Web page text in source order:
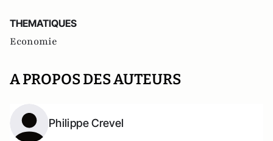
THEMATIQUES
Economie
A PROPOS DES AUTEURS
Philippe Crevel